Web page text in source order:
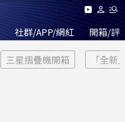
社群/APP/網紅 開箱/評
三星摺疊機開箱 「全新